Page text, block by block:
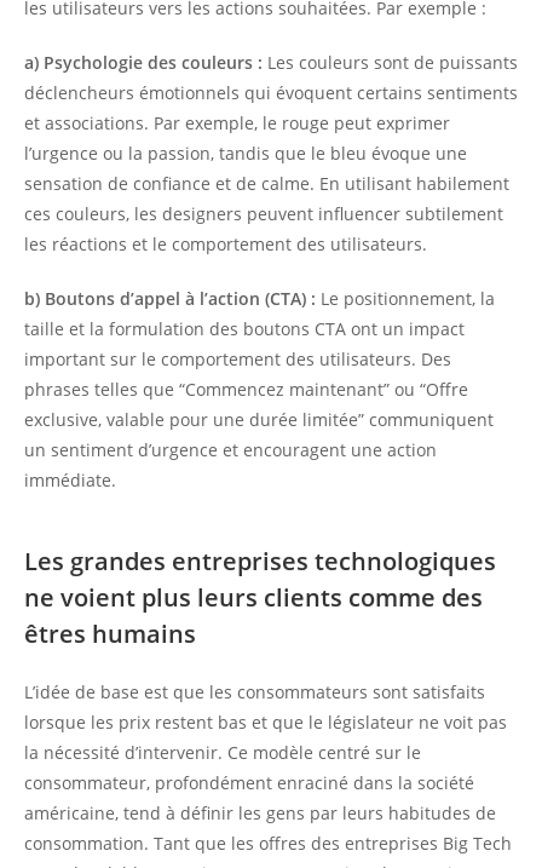
les utilisateurs vers les actions souhaitées. Par exemple :
a) Psychologie des couleurs : Les couleurs sont de puissants
déclencheurs émotionnels qui évoquent certains sentiments
et associations. Par exemple, le rouge peut exprimer
l’urgence ou la passion, tandis que le bleu évoque une
sensation de confiance et de calme. En utilisant habilement
ces couleurs, les designers peuvent influencer subtilement
les réactions et le comportement des utilisateurs.
b) Boutons d’appel à l’action (CTA) : Le positionnement, la
taille et la formulation des boutons CTA ont un impact
important sur le comportement des utilisateurs. Des
phrases telles que “Commencez maintenant” ou “Offre
exclusive, valable pour une durée limitée” communiquent
un sentiment d’urgence et encouragent une action
immédiate.
Les grandes entreprises technologiques
ne voient plus leurs clients comme des
êtres humains
L’idée de base est que les consommateurs sont satisfaits
lorsque les prix restent bas et que le législateur ne voit pas
la nécessité d’intervenir. Ce modèle centré sur le
consommateur, profondément enraciné dans la société
américaine, tend à définir les gens par leurs habitudes de
consommation. Tant que les offres des entreprises Big Tech